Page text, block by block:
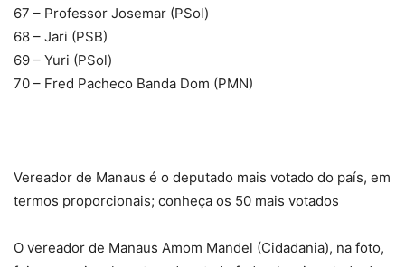
67 – Professor Josemar (PSol)
68 – Jari (PSB)
69 – Yuri (PSol)
70 – Fred Pacheco Banda Dom (PMN)
Vereador de Manaus é o deputado mais votado do país, em
termos proporcionais; conheça os 50 mais votados
O vereador de Manaus Amom Mandel (Cidadania), na foto,